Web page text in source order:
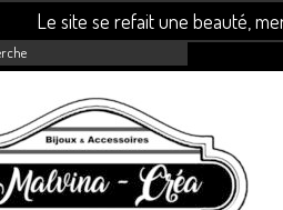
Le site se refait une beauté,
: